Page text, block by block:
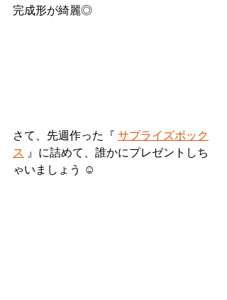
完成形が綺麗◎
さて、先週作った『 サプライズボック
ス 』に詰めて、誰かにプレゼントしち
ゃいましょう ☺︎